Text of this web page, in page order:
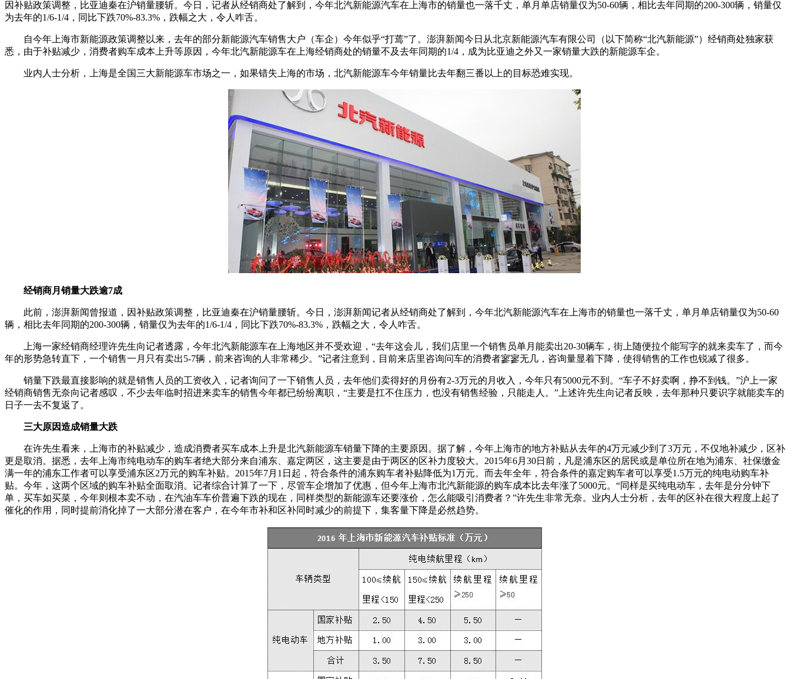
因补贴政策调整，比亚迪秦在沪销量腰斩。今日，记者从经销商处了解到，今年北汽新能源汽车在上海市的销量也一落千丈，单月单店销量仅为50-60辆，相比去年同期的200-300辆，销量仅
为去年的1/6-1/4，同比下跌70%-83.3%，跌幅之大，令人咋舌。
自今年上海市新能源政策调整以来，去年的部分新能源汽车销售大户（车企）今年似乎“打蔫”了。澎湃新闻今日从北京新能源汽车有限公司（以下简称“北汽新能源”）经销商处独家获
悉，由于补贴减少，消费者购车成本上升等原因，今年北汽新能源车在上海经销商处的销量不及去年同期的1/4，成为比亚迪之外又一家销量大跌的新能源车企。
业内人士分析，上海是全国三大新能源车市场之一，如果错失上海的市场，北汽新能源车今年销量比去年翻三番以上的目标恐难实现。
经销商月销量大跌逾7成
此前，澎湃新闻曾报道，因补贴政策调整，比亚迪秦在沪销量腰斩。今日，澎湃新闻记者从经销商处了解到，今年北汽新能源汽车在上海市的销量也一落千丈，单月单店销量仅为50-60
辆，相比去年同期的200-300辆，销量仅为去年的1/6-1/4，同比下跌70%-83.3%，跌幅之大，令人咋舌。
上海一家经销商经理许先生向记者透露，今年北汽新能源车在上海地区并不受欢迎，“去年这会儿，我们店里一个销售员单月能卖出20-30辆车，街上随便拉个能写字的就来卖车了，而今
年的形势急转直下，一个销售一月只有卖出5-7辆，前来咨询的人非常稀少。”记者注意到，目前来店里咨询问车的消费者寥寥无几，咨询量显着下降，使得销售的工作也锐减了很多。
销量下跌最直接影响的就是销售人员的工资收入，记者询问了一下销售人员，去年他们卖得好的月份有2-3万元的月收入，今年只有5000元不到。“车子不好卖啊，挣不到钱。”沪上一家
经销商销售无奈向记者感叹，不少去年临时招进来卖车的销售今年都已纷纷离职，“主要是扛不住压力，也没有销售经验，只能走人。”上述许先生向记者反映，去年那种只要识字就能卖车的
日子一去不复返了。
三大原因造成销量大跌
在许先生看来，上海市的补贴减少，造成消费者买车成本上升是北汽新能源车销量下降的主要原因。据了解，今年上海市的地方补贴从去年的4万元减少到了3万元，不仅地补减少，区补
更是取消。据悉，去年上海市纯电动车的购车者绝大部分来自浦东、嘉定两区，这主要是由于两区的区补力度较大。2015年6月30日前，凡是浦东区的居民或是单位所在地为浦东、社保缴金
满一年的浦东工作者可以享受浦东区2万元的购车补贴。2015年7月1日起，符合条件的浦东购车者补贴降低为1万元。而去年全年，符合条件的嘉定购车者可以享受1.5万元的纯电动购车补
贴。今年，这两个区域的购车补贴全面取消。记者综合计算了一下，尽管车企增加了优惠，但今年上海市北汽新能源的购车成本比去年涨了5000元。“同样是买纯电动车，去年是分分钟下
单，买车如买菜，今年则根本卖不动，在汽油车车价普遍下跌的现在，同样类型的新能源车还要涨价，怎么能吸引消费者？”许先生非常无奈。业内人士分析，去年的区补在很大程度上起了
催化的作用，同时提前消化掉了一大部分潜在客户，在今年市补和区补同时减少的前提下，集客量下降是必然趋势。